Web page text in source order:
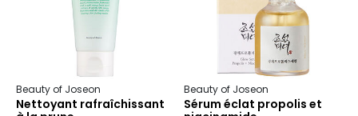
Beauty of Joseon
Nettoyant rafraîchissant
Beauty of Joseon
Sérum éclat propolis et